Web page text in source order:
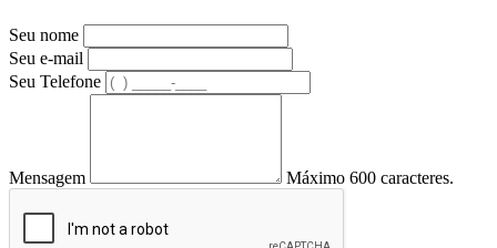
Seu nome
Seu e-mail
Seu Telefone
Mensagem Máximo 600 caracteres.